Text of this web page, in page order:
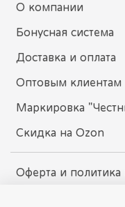
О компании
Бонусная система
Доставка и оплата
Оптовым клиентам
Маркировка
Скидка на Ozon
Оферта и